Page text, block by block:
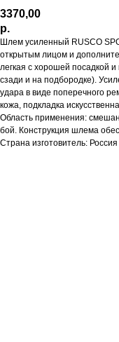
3370,00
р.
Шлем усиленный RUSCO
открытым лицом и
легкая с хорошей посадкой
сзади и на подбородке).
удара в виде поперечного
кожа, подкладка
Область применения:
бой. Конструкция шлема
Страна изготовитель: Россия